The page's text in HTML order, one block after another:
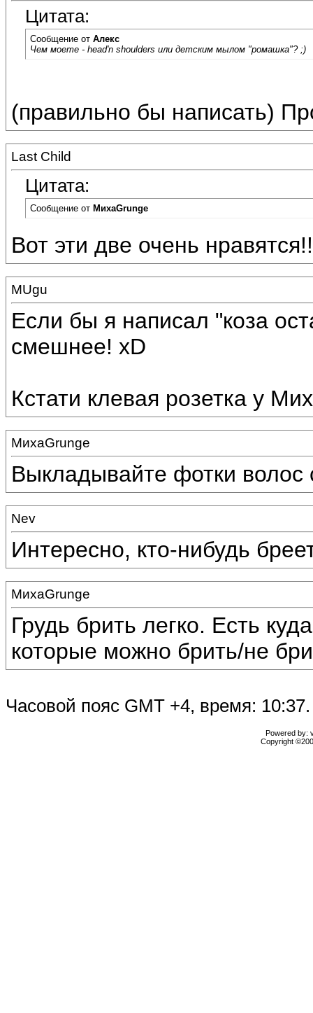
Цитата:
Сообщение от Алекс
Чем моете - head'n shoulders или детским мылом "ромашка"? ;)
(правильно бы написать)
Last Child
Цитата:
Сообщение от МихаGrunge
Вот эти две очень
MUgu
Если бы я написал "коза
смешнее! xD
Кстати клевая розетка у
МихаGrunge
Выкладывайте фотки волос
Nev
Интересно, кто-нибудь
МихаGrunge
Грудь брить легко. Есть
которые можно брить/не
Часовой пояс GMT +4, время: 10:37.
Powered by:
Copyright